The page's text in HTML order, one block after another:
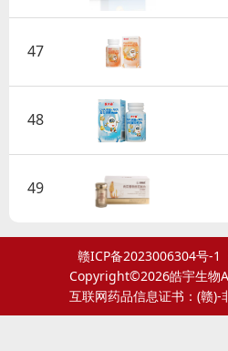
47
48
49
赣ICP备2023006304号-1
Copyright©2026皓宇生物
互联网药品信息证书：(赣